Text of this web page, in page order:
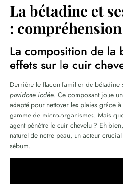
La bétadine et
: compréhension
La composition de la
effets sur le cuir
Derrière le flacon familier de bétadine
povidone iodée. Ce composant joue
adapté pour nettoyer les plaies grâce
gamme de micro-organismes. Mais
agent pénètre le cuir chevelu ? Eh
naturel de notre peau, un acteur
sébum.